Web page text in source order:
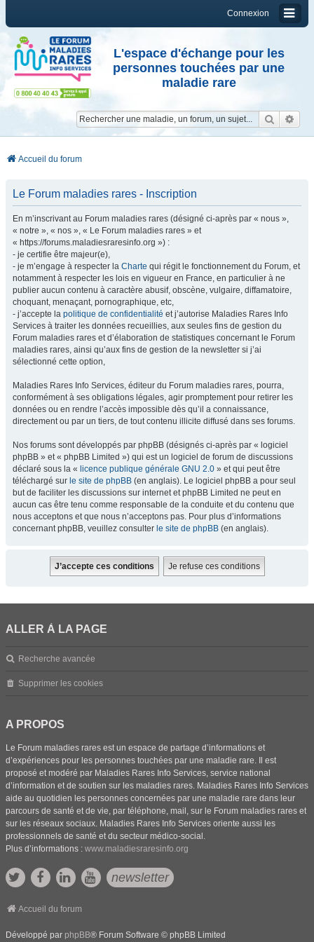
Connexion
L'espace d'échange pour les
personnes touchées par une
maladie rare
Accueil du forum
Le Forum maladies rares - Inscription
En m’inscrivant au Forum maladies rares (désigné ci-après par « nous »,
« notre », « nos », « Le Forum maladies rares » et
« https://forums.maladiesraresinfo.org ») :
- je certifie être majeur(e),
- je m’engage à respecter la Charte qui régit le fonctionnement du Forum, et
notamment à respecter les lois en vigueur en France, en particulier à ne
publier aucun contenu à caractère abusif, obscène, vulgaire, diffamatoire,
choquant, menaçant, pornographique, etc,
- j’accepte la politique de confidentialité et j’autorise Maladies Rares Info
Services à traiter les données recueillies, aux seules fins de gestion du
Forum maladies rares et d’élaboration de statistiques concernant le Forum
maladies rares, ainsi qu’aux fins de gestion de la newsletter si j’ai
sélectionné cette option,
Maladies Rares Info Services, éditeur du Forum maladies rares, pourra,
conformément à ses obligations légales, agir promptement pour retirer les
données ou en rendre l’accès impossible dès qu’il a connaissance,
directement ou par un tiers, de tout contenu illicite diffusé dans ses forums.
Nos forums sont développés par phpBB (désignés ci-après par « logiciel
phpBB » et « phpBB Limited ») qui est un logiciel de forum de discussions
déclaré sous la « licence publique générale GNU 2.0 » et qui peut être
téléchargé sur le site de phpBB (en anglais). Le logiciel phpBB a pour seul
but de faciliter les discussions sur internet et phpBB Limited ne peut en
aucun cas être tenu comme responsable de la conduite et du contenu que
nous acceptons et que nous n’acceptons pas. Pour plus d’informations
concernant phpBB, veuillez consulter le site de phpBB (en anglais).
ALLER À LA PAGE
Recherche avancée
Supprimer les cookies
A PROPOS
Le Forum maladies rares est un espace de partage d’informations et
d’expériences pour les personnes touchées par une maladie rare. Il est
proposé et modéré par Maladies Rares Info Services, service national
d’information et de soutien sur les maladies rares. Maladies Rares Info Services
aide au quotidien les personnes concernées par une maladie rare dans leur
parcours de santé et de vie, par téléphone, mail, sur le Forum maladies rares et
sur les réseaux sociaux. Maladies Rares Info Services oriente aussi les
professionnels de santé et du secteur médico-social.
Plus d’informations : www.maladiesraresinfo.org
newsletter
Accueil du forum
Développé par phpBB® Forum Software © phpBB Limited